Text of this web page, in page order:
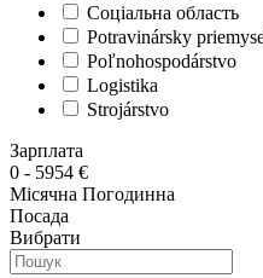
Соціальна область
Potravinársky
Poľnohospodárstvo
Logistika
Strojárstvo
Зарплата
0 - 5954 €
Місячна Погодинна
Посада
Вибрати